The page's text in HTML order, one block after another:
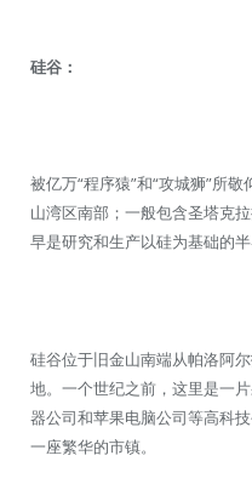
硅谷：
被亿万“程序猿”和“攻城狮”所
山湾区南部；一般包含圣塔克
早是研究和生产以硅为基础的
硅谷位于旧金山南端从帕洛阿
地。一个世纪之前，这里是一
器公司和苹果电脑公司等高科
一座繁华的市镇。